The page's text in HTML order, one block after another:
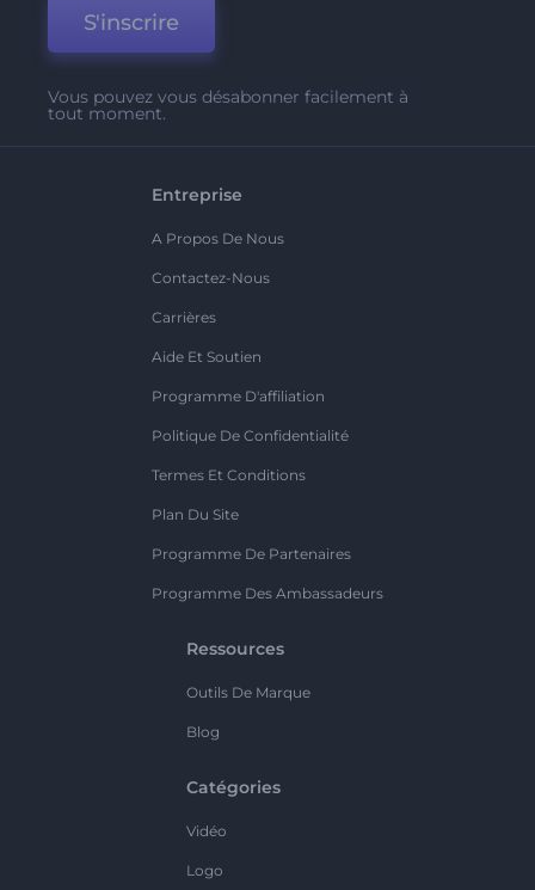
S'inscrire
Vous pouvez vous désabonner facilement à
tout moment.
Entreprise
A Propos De Nous
Contactez-Nous
Carrières
Aide Et Soutien
Programme D'affiliation
Politique De Confidentialité
Termes Et Conditions
Plan Du Site
Programme De Partenaires
Programme Des Ambassadeurs
Ressources
Outils De Marque
Blog
Catégories
Vidéo
Logo